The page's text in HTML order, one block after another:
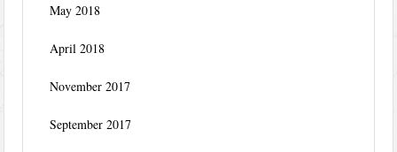
May 2018
April 2018
November 2017
September 2017